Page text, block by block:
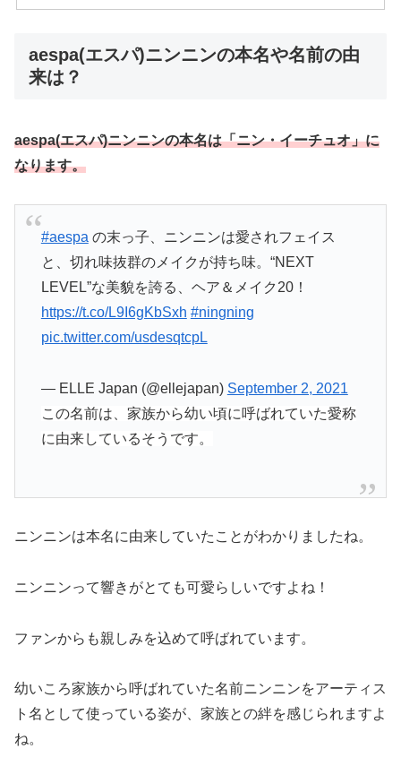
aespa(エスパ)ニンニンの本名や名前の由
来は？
aespa(エスパ)ニンニンの本名は「ニン・イーチュオ」に
なります。
#aespa の末っ子、ニンニンは愛されフェイス
と、切れ味抜群のメイクが持ち味。“NEXT
LEVEL”な美貌を誇る、ヘア＆メイク20！
https://t.co/L9I6gKbSxh #ningning
pic.twitter.com/usdesqtcpL
— ELLE Japan (@ellejapan) September 2, 2021
この名前は、家族から幼い頃に呼ばれていた愛称
に由来しているそうです。
ニンニンは本名に由来していたことがわかりましたね。
ニンニンって響きがとても可愛らしいですよね！
ファンからも親しみを込めて呼ばれています。
幼いころ家族から呼ばれていた名前ニンニンをアーティス
ト名として使っている姿が、家族との絆を感じられますよ
ね。